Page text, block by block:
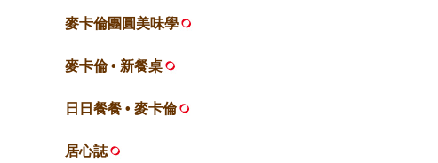
麥卡倫團圓美味學
麥卡倫 • 新餐桌
日日餐餐 • 麥卡倫
居心誌